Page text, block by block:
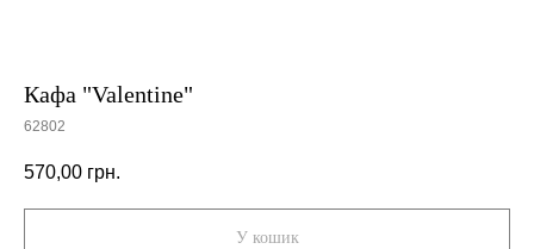
Кафа "Valentine"
62802
570,00 грн.
У кошик